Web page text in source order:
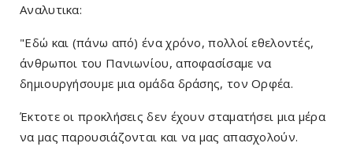
Αναλυτικα:
"Εδώ και (πάνω από) ένα χρόνο, πολλοί εθελοντές,
άνθρωποι του Πανιωνίου, αποφασίσαμε να
δημιουργήσουμε μια ομάδα δράσης, τον Ορφέα.
Έκτοτε οι προκλήσεις δεν έχουν σταματήσει μια μέρα
να μας παρουσιάζονται και να μας απασχολούν.